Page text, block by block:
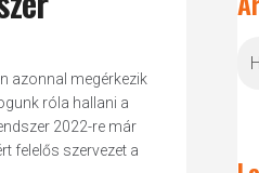
azonnal megérkezik
róla hallani a
2022-re már
felelős szervezet a